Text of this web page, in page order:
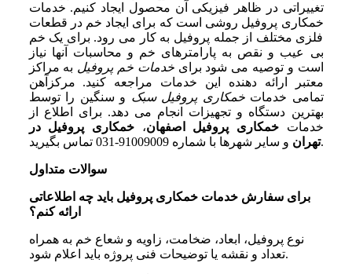
تغییراتی در ظاهر فیزیکی آن محصول ایجاد کنیم. خدمات
خمکاری پروفیل روشی است که برای ایجاد خم در قطعات
فلزی مختلف از جمله پروفیل به‌ کار می‌ رود. برای یک خم
بی ‌عیب و نقص به پارامترهای خم و محاسبات آنها نیاز
است و توصیه می‌ شود برایخدمات خم پروفیل به مراکز
معتبر ارائه‌ دهنده این خدمات مراجعه کنید. مرکزآهن
تمامی خدماتخمکاری پروفیل سبک و سنگین را توسط
بهترین دستگاه‌ و تجهیزات انجام می‌ دهد. برای اطلاع از
خدماتخمکاری پروفیل اصفهان،خمکاری پروفیل در
تهرانو سایر شهرها با شماره 91009009-031 تماس بگیرید.
سوالات متداول
برای سفارش خدمات خمکاری پروفیل باید چه اطلاعاتی
ارائه کنم؟
نوع پروفیل، ابعاد، ضخامت، زاویه و شعاع خم به همراه
تعداد و نقشه یا توضیحات فنی پروژه باید اعلام شود.